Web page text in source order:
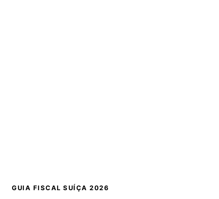
GUIA FISCAL SUÍÇA 2026